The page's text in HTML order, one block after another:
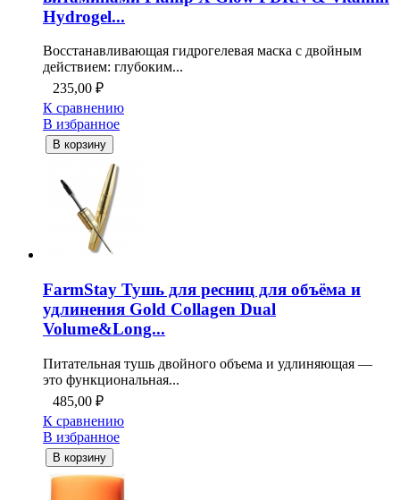
Hydrogel...
Восстанавливающая гидрогелевая маска с двойным
действием: глубоким...
235,00 ₽
К сравнению
В избранное
В корзину
FarmStay Тушь для ресниц для объёма и
удлинения Gold Collagen Dual
Volume&Long...
Питательная тушь двойного объема и удлиняющая —
это функциональная...
485,00 ₽
К сравнению
В избранное
В корзину